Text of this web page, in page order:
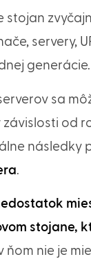
stojan
servery,
generácie.
sa
od
následky
.
stojane,
ňom nie je